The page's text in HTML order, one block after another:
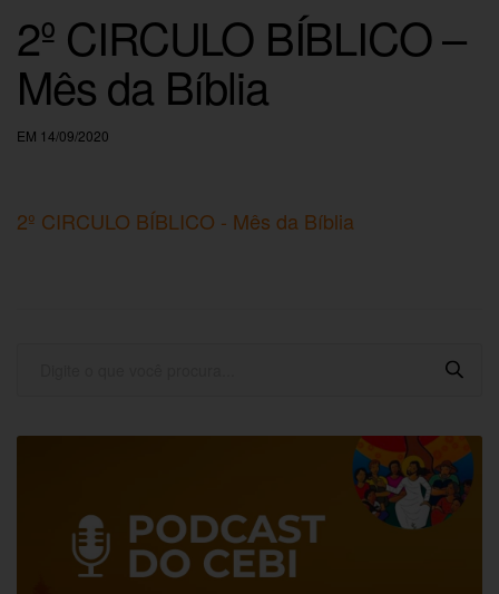
2º CIRCULO BÍBLICO –
Mês da Bíblia
EM 14/09/2020
2º CIRCULO BÍBLICO - Mês da Bíblia